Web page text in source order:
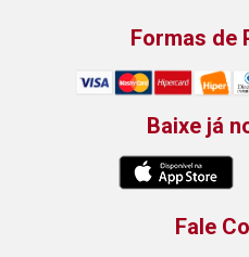
Formas de
Baixe já
Fale